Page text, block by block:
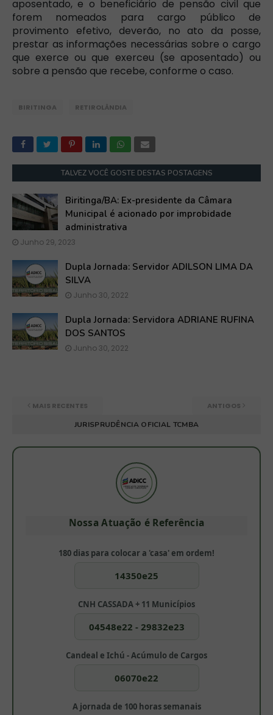
aposentado, e o beneficiário de pensão civil que
forem nomeados para cargo público de
provimento efetivo, deverão, no ato da posse,
prestar as informações necessárias sobre o cargo
que exerce ou que exerceu (se aposentado) ou
sobre a pensão que recebe, conforme o caso.
BIRITINGA RETIROLÂNDIA
TALVEZ VOCÊ GOSTE DESTAS POSTAGENS
Biritinga/BA: Ex-presidente da Câmara
Municipal é acionado por improbidade
administrativa
Junho 29, 2023
Dupla Jornada: Servidor ADILSON LIMA DA
SILVA
Junho 30, 2022
Dupla Jornada: Servidora ADRIANE RUFINA
DOS SANTOS
Junho 30, 2022
MAIS RECENTES
ANTIGOS
JURISPRUDÊNCIA OFICIAL TCMBA
Nossa Atuação é Referência
180 dias para colocar a 'casa' em ordem!
14350e25
CNH CASSADA + 11 Municípios
04548e22 - 29832e23
Candeal e Ichú - Acúmulo de Cargos
06070e22
A jornada de 100 horas semanais